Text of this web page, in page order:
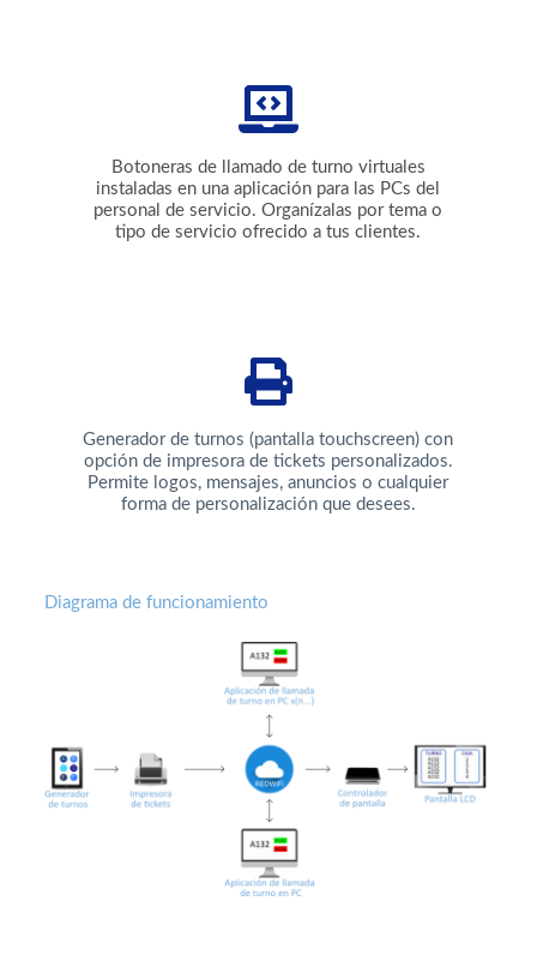
Botoneras de llamado de turno virtuales
instaladas en una aplicación para las PCs del
personal de servicio. Organízalas por tema o
tipo de servicio ofrecido a tus clientes.
Generador de turnos (pantalla touchscreen) con
opción de impresora de tickets personalizados.
Permite logos, mensajes, anuncios o cualquier
forma de personalización que desees.
Diagrama de funcionamiento